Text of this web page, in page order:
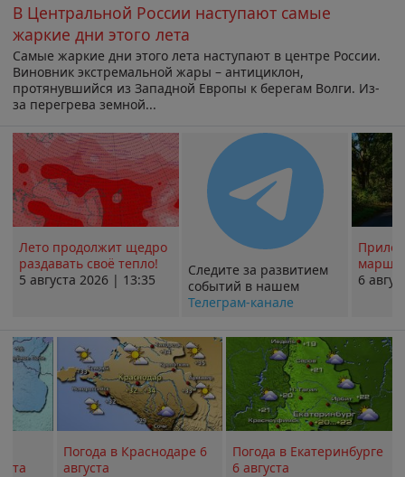
В Центральной России наступают самые
жаркие дни этого лета
Самые жаркие дни этого лета наступают в центре России.
Виновник экстремальной жары – антициклон,
протянувшийся из Западной Европы к берегам Волги. Из-
за перегрева земной...
Лето продолжит щедро
раздавать своё тепло!
5 августа 2026 | 13:35
Следите за развитием
событий в нашем
Телеграм-канале
6
Погода в Краснодаре 6
августа
Погода в Екатеринбурге
6 августа